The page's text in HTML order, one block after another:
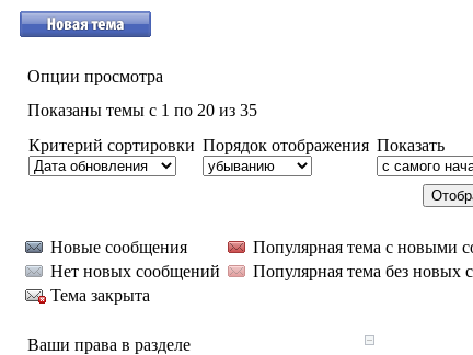
Опции просмотра
Показаны темы с 1 по 20 из 35
Критерий сортировки Порядок отображения Показать
Новые сообщения
Популярная тема с новыми
Нет новых сообщений
Популярная тема без новых
Тема закрыта
Ваши права в разделе